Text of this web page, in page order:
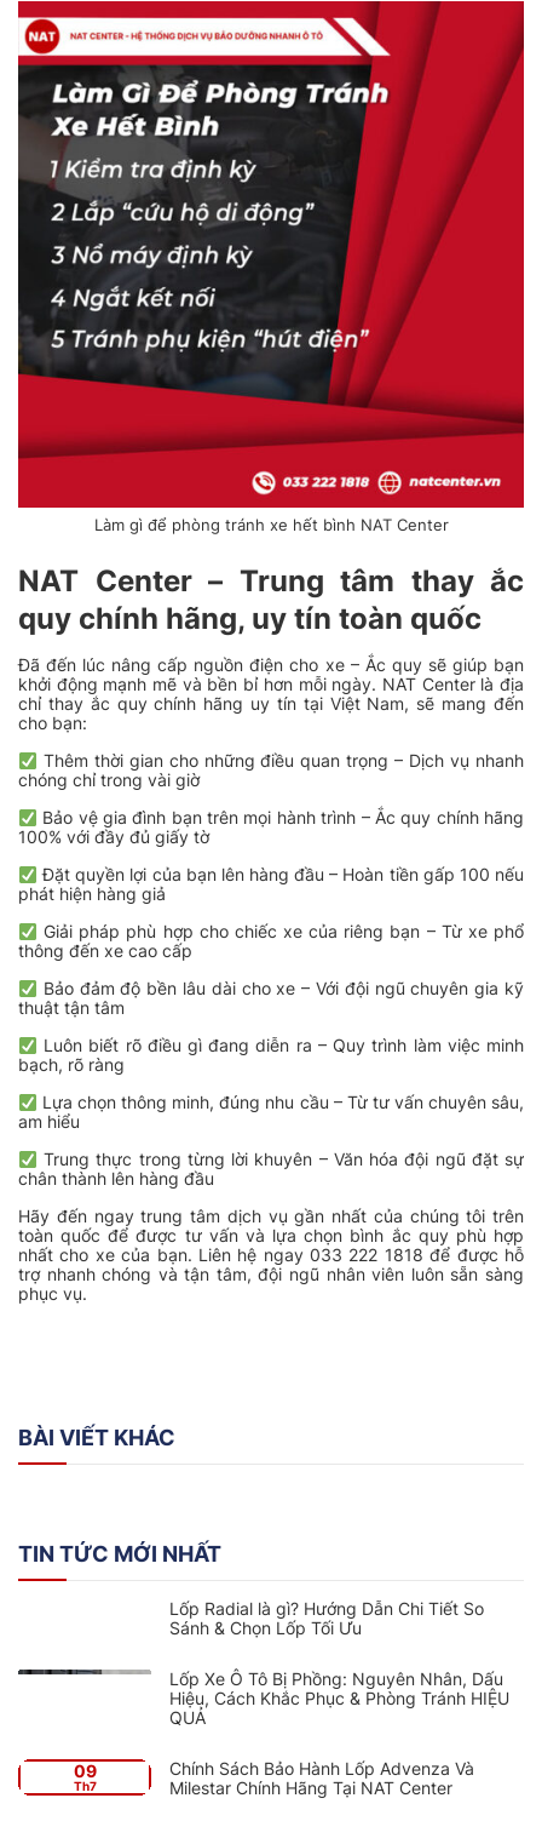
Làm gì để phòng tránh xe hết bình NAT Center
NAT Center – Trung tâm thay ắc
quy chính hãng, uy tín toàn quốc
Đã đến lúc nâng cấp nguồn điện cho xe – Ắc quy sẽ giúp bạn
khởi động mạnh mẽ và bền bỉ hơn mỗi ngày. NAT Center là địa
chỉ thay ắc quy chính hãng uy tín tại Việt Nam, sẽ mang đến
cho bạn:
Thêm thời gian cho những điều quan trọng – Dịch vụ nhanh
chóng chỉ trong vài giờ
Bảo vệ gia đình bạn trên mọi hành trình – Ắc quy chính hãng
100% với đầy đủ giấy tờ
Đặt quyền lợi của bạn lên hàng đầu – Hoàn tiền gấp 100 nếu
phát hiện hàng giả
Giải pháp phù hợp cho chiếc xe của riêng bạn – Từ xe phổ
thông đến xe cao cấp
Bảo đảm độ bền lâu dài cho xe – Với đội ngũ chuyên gia kỹ
thuật tận tâm
Luôn biết rõ điều gì đang diễn ra – Quy trình làm việc minh
bạch, rõ ràng
Lựa chọn thông minh, đúng nhu cầu – Từ tư vấn chuyên sâu,
am hiểu
Trung thực trong từng lời khuyên – Văn hóa đội ngũ đặt sự
chân thành lên hàng đầu
Hãy đến ngay trung tâm dịch vụ gần nhất của chúng tôi trên
toàn quốc để được tư vấn và lựa chọn bình ắc quy phù hợp
nhất cho xe của bạn. Liên hệ ngay 033 222 1818 để được hỗ
trợ nhanh chóng và tận tâm, đội ngũ nhân viên luôn sẵn sàng
phục vụ.
BÀI VIẾT KHÁC
TIN TỨC MỚI NHẤT
Lốp Radial là gì? Hướng Dẫn Chi Tiết So
Sánh & Chọn Lốp Tối Ưu
Lốp Xe Ô Tô Bị Phồng: Nguyên Nhân, Dấu
Hiệu, Cách Khắc Phục & Phòng Tránh HIỆU
QUẢ
09
Th7
Chính Sách Bảo Hành Lốp Advenza Và
Milestar Chính Hãng Tại NAT Center